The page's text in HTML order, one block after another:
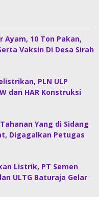
Ayam, 10 Ton Pakan,
Vaksin Di Desa Sirah
PLN ULP
dan HAR Konstruksi
Yang di Sidang
Digagalkan Petugas
Listrik, PT Semen
ULTG Baturaja Gelar